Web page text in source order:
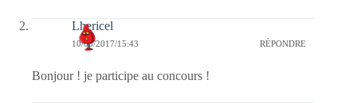
Lhericel
10/03/2017/15:43 RÉPONDRE
Bonjour ! je participe au concours !